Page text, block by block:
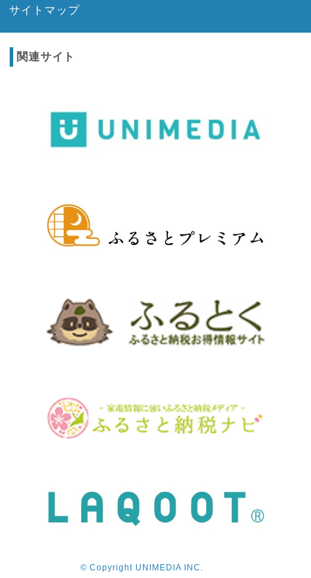
サイトマップ
関連サイト
© Copyright UNIMEDIA INC.